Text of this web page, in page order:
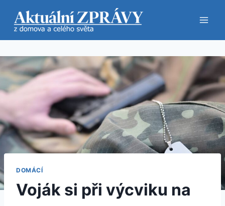
obsah
DOMÁCÍ
Voják si při výcviku na